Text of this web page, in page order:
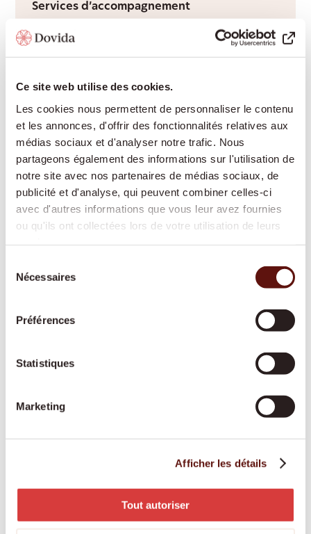
Ce site web utilise des cookies.
Les cookies nous permettent de personnaliser le contenu
et les annonces, d'offrir des fonctionnalités relatives aux
médias sociaux et d'analyser notre trafic. Nous
partageons également des informations sur l'utilisation de
notre site avec nos partenaires de médias sociaux, de
publicité et d'analyse, qui peuvent combiner celles-ci
avec d'autres informations que vous leur avez fournies
ou qu'ils ont collectées lors de votre utilisation de leurs
Nécessaires
Préférences
Statistiques
Marketing
Afficher les détails
Tout autoriser
Services d’accompagnement
Une présence attentive et un visage familier
Aide après hospitalisation
Nous facilitons le retour à domicile après une
hospitalisation et adaptons
l’accompagnement au rythme de votre
rétablissement.
durant la nuit, pour offrir davantage de
sécurité et de tranquillité à toute la famille.
corporels et la mobilité, reconnue par les